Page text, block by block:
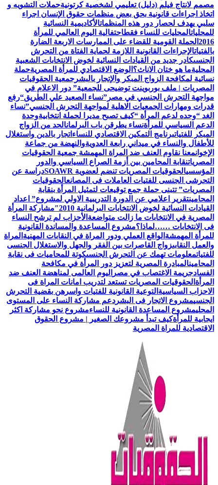
مصمم لانتاج فيلم (دليل) تعليمي لشخصية كرتونيةحملات التشويه و
اتخاذ اجراءات قانونية بحق بعض منظمات حقوق الإنسان اجراء
سلبي يهدف لحصار دور هذه المنظماتالأكاديمية النسائية
للمحلياتالمحليات للنساء فقطاحتفالية اليوم العالمي للمرأة
2016 الحملة القومية للقضاء على الممارسات الاربعة الضارة
بالفتياتالإجراءات القانونية اللازمة لحماية الفتاة من التحرش
الجنسىكادر جديد من القيادات النسائية لخوض الانتخابات الشعبية
المحليةما هو ختان الاناث؟ الوضع الاقتصادي للمرأة المصريةحملة
نسائية لمكافحة الزواج المبكر والإتجار بالبشر جمعية الحقوقيات
المصريات | ملف بوربوينت توضيحى للجمعية” دور الاعلام في
مواجهة التحرش الجنسي في مصر”نساء الصعيد علي الطريق“رفع
قدرات ومهارات الجمعيات الاهلية لمواجهة التحرش الجنسي”نساء
الغد “وحده لدعم المرأة “كيف تصبح مديرا لحملة انتخابيةوحدة
الدعم السياسي للمرأةنساء يطرقن باب البرلمانالحد من الزواج
المبكر للفتياتبرنامج التمكين الاقتصادي للنساء اتجار بالدين واستغلال
للأطفال والنساء في ميداني رابعة العدويةوالنهضة من جماعة
الإخوانمعنا نقاوم العنف ضد المراة المهمشة جمعية الحقوقيات
المصرياتنقابة المحامين بين أزمة الصراع السياسي والدور
المؤسسيالحقوقيات المصريات تنضم لعضوية SOAWR
دراسة عن
التحرشى الجنسى للفتيات العاملات فى المصانعالحقوقيات
المصريات” تتبنى حملة جمع توقيعات لتمثيل المرأة بنقابة
المحامينتقرير اعلامي عن الدورة التدريبية الاولي لمشروع” اعداد
القيادات النسائية لخوض الانتخابات البرلمانية 2010″
مشاركة المرأة
المصرية في الانتخابات ما زالت متواضعة الأحزاب لم ترشح النساء
فى الانتخابات ……لماذا؟مشروع المساعدة والمساندة القانونية
للمرأة المهمشة الواقع العملي ودور المراة في النقابات المهنية المراة
والعمل النقابىزواج القاصرات بين الفقر والجهل والاستغلال الجنسى
للفتياتمعلومات تهمك عن التحرش الجنسىكوتة للمحاميات فى نقابة
المحامينالمبادرة المصرية لتعزيز دور المرأة في مكافحة
الفسادجريمة الاغتصاب في مصر اليوم العالمى لمناهضة العنف ضد
المرأة الحقوقيات المصريات تستعد لتدريب امانات المراة فى
الاحزاب السياسية التوعية القانونية للفتيات واسرهن بقضية التحرش
الجنسيمشروع الاتجار فى البشر دعم مشاركة النساء على المستوى
المحليمشروع المساعدة القانونية للنساءمشروع نحو مشاركة اكثر
ايجابية للمرأةكيف تبدأ مشروعك الصغير | مشروع الحقوق
الاقتصادية للمراة المصرية